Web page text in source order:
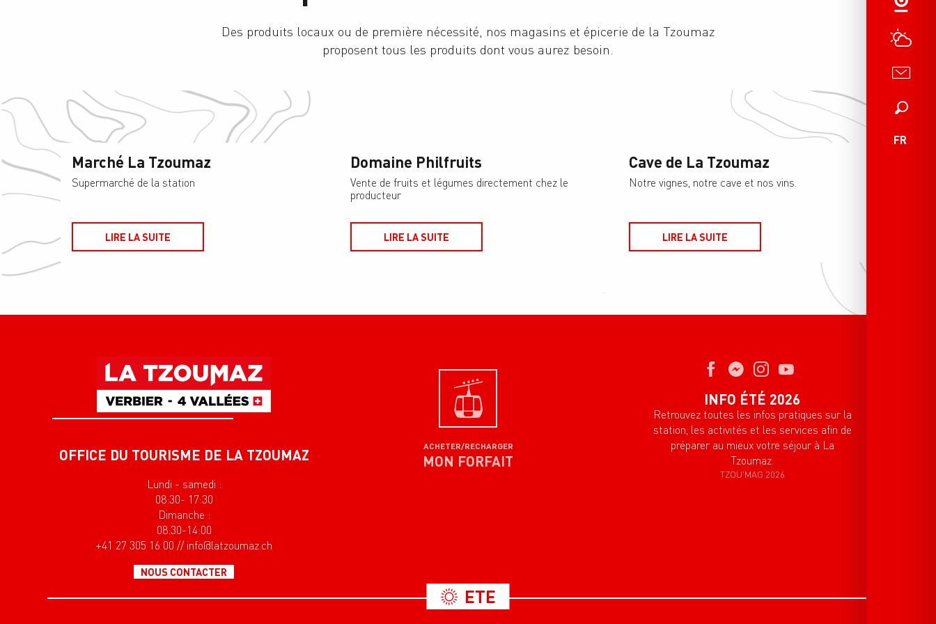
Recherche
FR
Des produits locaux ou de première nécessité, nos magasins et épicerie de la Tzoumaz
proposent tous les produits dont vous aurez besoin.
Marché La Tzoumaz
Supermarché de la station
LIRE LA SUITE
Domaine Philfruits
Vente de fruits et légumes directement chez le
producteur
LIRE LA SUITE
Cave de La Tzoumaz
Notre vignes, notre cave et nos vins.
LIRE LA SUITE
OFFICE DU TOURISME DE LA TZOUMAZ
Lundi - samedi :
08:30- 17:30
Dimanche :
08:30-14:00
+41 27 305 16 00 // info@latzoumaz.ch
NOUS CONTACTER
ACHETER/RECHARGER
MON FORFAIT
INFO ÉTÉ 2026
Retrouvez toutes les infos pratiques sur la
station, les activités et les services afin de
préparer au mieux votre séjour à La
Tzoumaz.
TZOU'MAG 2026
ETE